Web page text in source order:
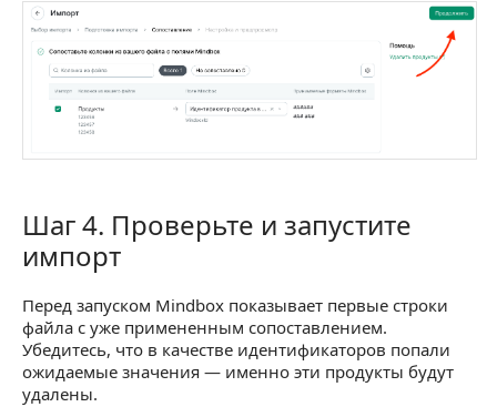
Шаг 4. Проверьте и запустите импорт
Шаг 4. Проверьте и запустите
импорт
Перед запуском Mindbox показывает первые строки
файла с уже примененным сопоставлением.
Убедитесь, что в качестве идентификаторов попали
ожидаемые значения — именно эти продукты будут
удалены.